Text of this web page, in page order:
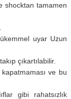
shocktan tamamen
uyar Uzun
çıkartılabilir.
kapatmaması ve bu
gibi rahatsızlık